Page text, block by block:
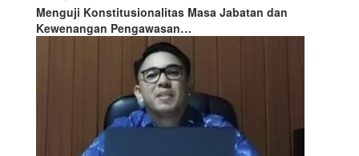
Menguji Konstitusionalitas Masa Jabatan dan
Kewenangan Pengawasan…